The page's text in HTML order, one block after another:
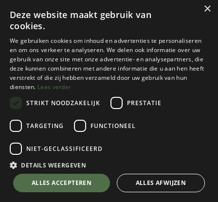
categorieën: de donsjassen, de jassen met een
synthetische voering en de jassen met een soort
ingenaaide (meestal langharige) fleece binnenvoering, het
zogenaamde 'Pile and Pertex '-systeem. De meeste zijn
redelijk goed winddicht, maar ze zijn bijna nooit
waterdicht. Ze zijn immers bedacht om te dragen in
temperaturen onder het vriespunt en dan sneeuwt het in
Graag nog meer informatie over het lagensysteem?
HET DRIELAGENSYSTEEM
Aigle
FITTED DOWN PARKA GORE-
TEX - AIW25WOUI004
2 color(s) available
€649,95
Trangoworld
€189,95
×
Deze website maakt gebruik van
cookies.
We gebruiken cookies om inhoud en advertenties te personaliseren
en om ons verkeer te analyseren. We delen ook informatie over uw
gebruik van onze site met onze advertentie- en analysepartners, die
deze kunnen combineren met andere informatie die u aan hen heeft
verstrekt of die zij hebben verzameld door uw gebruik van hun
diensten. Lees verder
STRIKT NOODZAKELIJK
PRESTATIE
TARGETING FUNCTIONEEL
NIET-GECLASSIFICEERD
DETAILS WEERGEVEN
ALLES ACCEPTEREN ALLES AFWIJZEN